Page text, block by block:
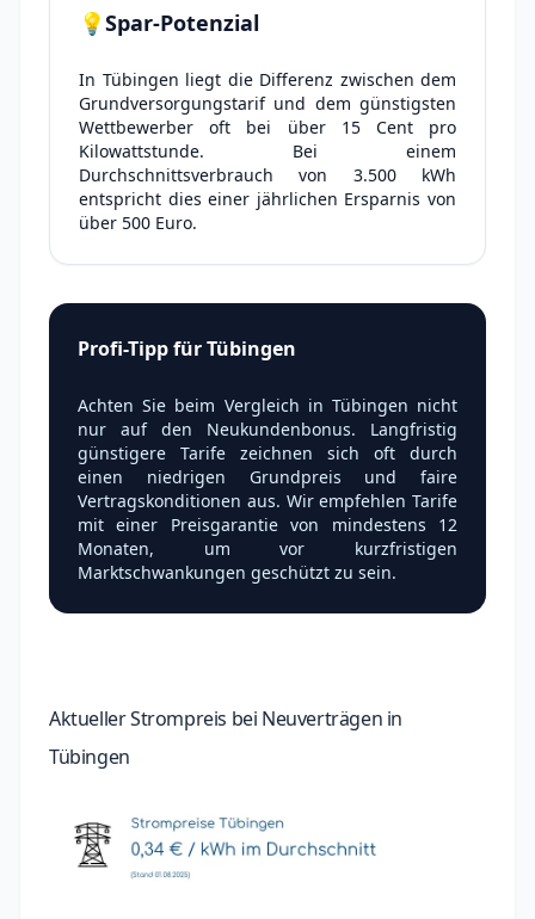
💡Spar-Potenzial
In Tübingen liegt die Differenz zwischen dem
Grundversorgungstarif und dem günstigsten
Wettbewerber oft bei über 15 Cent pro
Kilowattstunde. Bei einem
Durchschnittsverbrauch von 3.500 kWh
entspricht dies einer jährlichen Ersparnis von
über 500 Euro.
Profi-Tipp für Tübingen
Achten Sie beim Vergleich in Tübingen nicht
nur auf den Neukundenbonus. Langfristig
günstigere Tarife zeichnen sich oft durch
einen niedrigen Grundpreis und faire
Vertragskonditionen aus. Wir empfehlen Tarife
mit einer Preisgarantie von mindestens 12
Monaten, um vor kurzfristigen
Marktschwankungen geschützt zu sein.
Aktueller Strompreis bei Neuverträgen in
Tübingen